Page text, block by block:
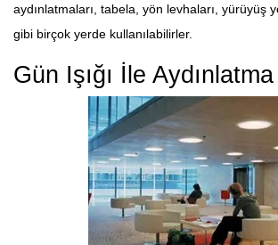
aydınlatmaları, tabela, yön levhaları, yürüyüş
gibi birçok yerde kullanılabilirler.
Gün Işığı İle Aydınlatma